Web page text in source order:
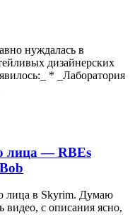
нуждалась в
дизайнерских
* _Лаборатория
лица — RBEs
лица в Skyrim. Думаю
видео, с описания ясно,